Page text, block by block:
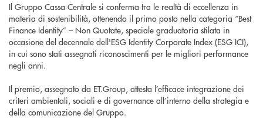
Il Gruppo Cassa Centrale si conferma tra le realtà di eccellenza in
materia di sostenibilità, ottenendo il primo posto nella categoria “Best
Finance Identity” – Non Quotate, speciale graduatoria stilata in
occasione del decennale dell'ESG Identity Corporate Index (ESG ICI),
in cui sono stati assegnati riconoscimenti per le migliori performance
negli anni.
Il premio, assegnato da ET.Group, attesta l’efficace integrazione dei
criteri ambientali, sociali e di governance all’interno della strategia e
della comunicazione del Gruppo.